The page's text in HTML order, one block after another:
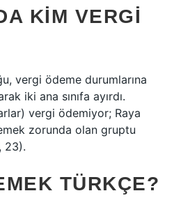
KIM VERGI
vergi ödeme durumlarına
iki ana sınıfa ayırdı.
vergi ödemiyor; Raya
zorunda olan gruptu
23).
TÜRKÇE?